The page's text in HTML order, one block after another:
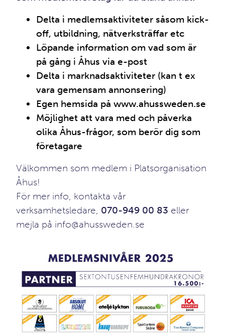
Delta i medlemsaktiviteter såsom kick-
off, utbildning, nätverksträffar etc
Löpande information om vad som är
på gång i Åhus via e-post
Delta i marknadsaktiviteter (kan t ex
vara gemensam annonsering)
Egen hemsida på www.ahussweden.se
Möjlighet att vara med och påverka
olika Åhus-frågor, som berör dig som
företagare
Välkommen som medlem i Platsorganisation
Åhus!
För mer info, kontakta vår
verksamhetsledare, 070-949 00 83 eller
mejla på info@ahussweden.se